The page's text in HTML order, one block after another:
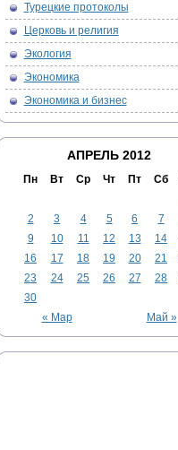
Турецкие протоколы
Церковь и религия
Экология
Экономика
Экономика и бизнес
АПРЕЛЬ 2012
Пн Вт Ср Чт Пт Сб
« Мар Май »
2
3 4 5 6 7
9
10 11 12 13 14
16
17 18 19 20 21
23
24 25 26 27 28
30